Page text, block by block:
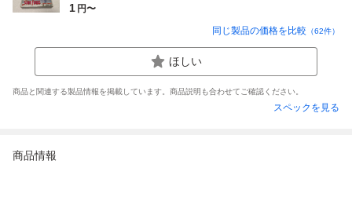
1 円〜
同じ製品の価格を比較 （62件）
ほしい
商品と関連する製品情報を掲載しています。商品説明も合わせてご確認ください。
スペックを見る
商品情報